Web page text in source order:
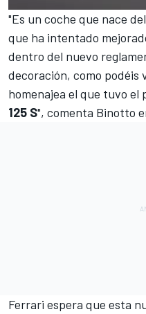
"Es un coche que nace
que ha intentado
dentro del nuevo
decoración, como podéis
homenajea el que tuvo el
125 S", comenta Binotto
Ferrari espera que esta